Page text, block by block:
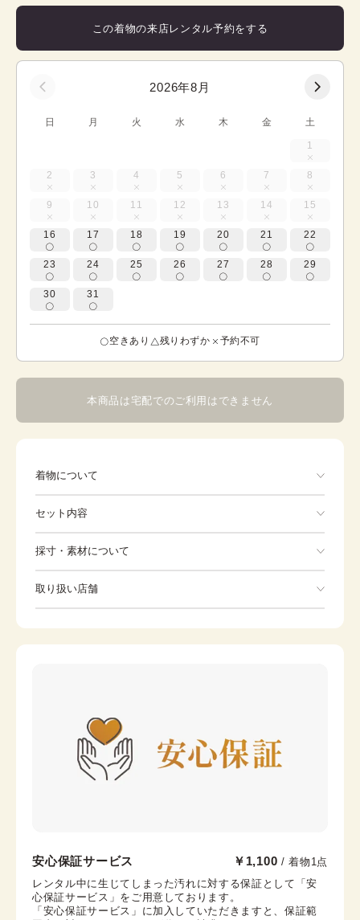
この着物の来店レンタル予約をする
2026年8月
日 月 火 水 木 金 土
1
2 3 4 5 6 7 8
9 10 11 12 13 14 15
16 17 18 19 20 21 22
23 24 25 26 27 28 29
30 31
空きあり 残りわずか 予約不可
本商品は宅配でのご利用はできません
着物について
セット内容
※着付けに必要な一式をすべて含みます。
着物
羽織紐 末広（扇子）
採寸・素材について
身丈 86cm
取り扱い店舗
京都府京都市下京区烏丸通七条下る東塩小路町721−1 京
都タワービル3F
安心保証サービス ￥1,100 / 着物1点
レンタル中に生じてしまった汚れに対する保証として「安
心保証サービス」をご用意しております。
「安心保証サービス」に加入していただきますと、保証範